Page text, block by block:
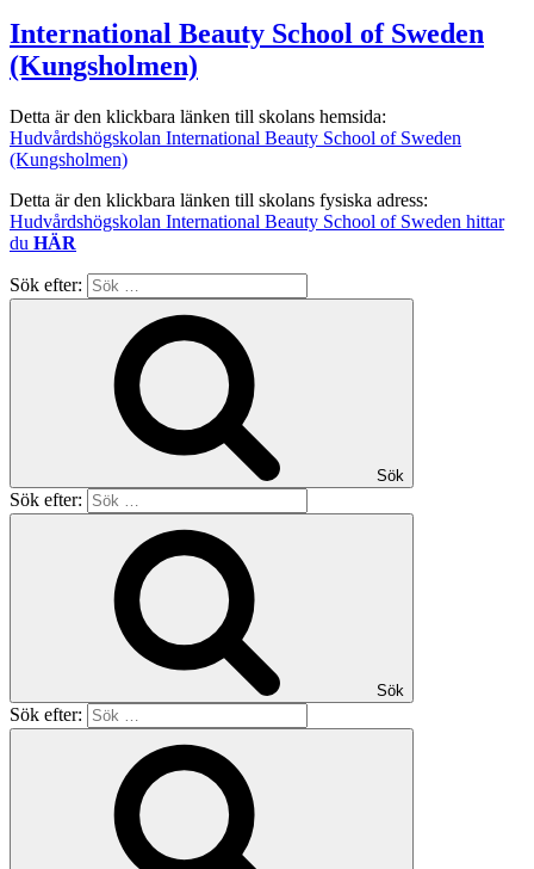
International Beauty School of Sweden
(Kungsholmen)
Detta är den klickbara länken till skolans hemsida:
Hudvårdshögskolan International Beauty School of Sweden
(Kungsholmen)
Detta är den klickbara länken till skolans fysiska adress:
Hudvårdshögskolan International Beauty School of Sweden hittar
du HÄR
Sök efter:
Sök
Sök efter:
Sök
Sök efter: